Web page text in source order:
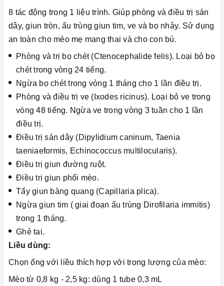
8 tác động trong 1 liệu trình. Giúp phòng và điều trị sán
dây, giun tròn, ấu trùng giun tim, ve và bọ nhảy. Sử dụng
an toàn cho mèo mẹ mang thai và cho con bú.
Phòng và trị bọ chét (Ctenocephalide felis). Loại bỏ bọ
chét trong vòng 24 tiếng.
Ngừa bọ chét trong vòng 1 tháng cho 1 lần điều trị.
Phòng và điều trị ve (Ixodes ricinus). Loại bỏ ve trong
vòng 48 tiếng. Ngừa ve trong vòng 3 tuần cho 1 lần
điều trị.
Điều trị sán dây (Dipylidium caninum, Taenia
taeniaeformis, Echinococcus multilocularis).
Điều trị giun đường ruột.
Điều trị giun phổi mèo.
Tẩy giun bàng quang (Capillaria plica).
Ngừa giun tim ( giai đoạn ấu trùng Dirofilaria immitis)
trong 1 tháng.
Ghẻ tai.
Liều dùng:
Chọn ống với liều thích hợp với trọng lượng của mèo:
Mèo từ 0,8 kg - 2,5 kg: dùng 1 tube 0,3 mL